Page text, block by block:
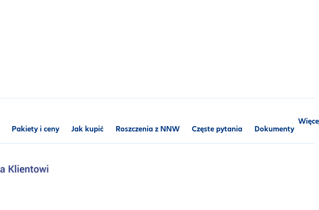
Pakiety i ceny Jak kupić Roszczenia z NNW Częste pytania Dokumenty